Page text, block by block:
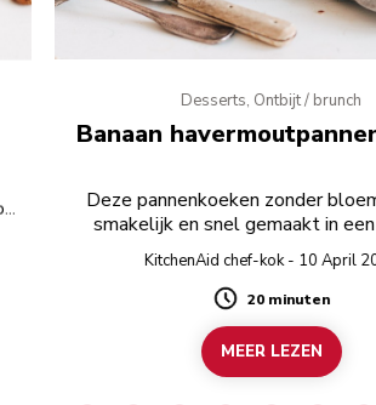
Desserts, Ontbijt / brunch
Banaan
Deze pannenkoeken zonder
smakelijk en snel gemaakt in
KitchenAid chef-kok - 10 April
Duration
20 minuten
MEER LEZEN